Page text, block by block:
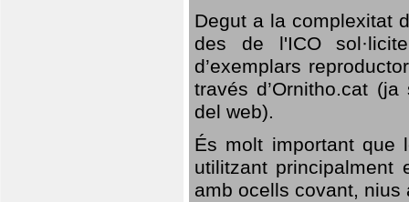
Degut a la complexitat
des de l'ICO
d’exemplars
través d’Ornitho.cat
del web).
És molt important que
utilitzant
amb ocells covant,